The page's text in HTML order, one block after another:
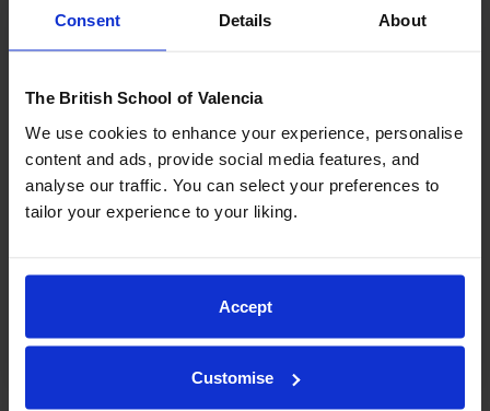
Consent Details About
The British School of Valencia
We use cookies to enhance your experience, personalise
content and ads, provide social media features, and
analyse our traffic. You can select your preferences to
tailor your experience to your liking.
Accept
Customise
para ser un alumno estrella
¿Cómo se pueden sacar unos buenos
resultados en exámenes? Aunque en ocasiones
pueda parecer imposible, obtener unos buenos
resultados depende de vosotros y del camino
Leer Más